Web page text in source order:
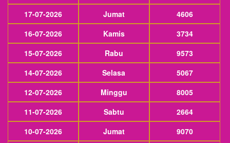
17-07-2026
Jumat
4606
16-07-2026
Kamis
3734
15-07-2026
Rabu
9573
14-07-2026
Selasa
5067
12-07-2026
Minggu
8005
11-07-2026
Sabtu
2664
10-07-2026
Jumat 9070